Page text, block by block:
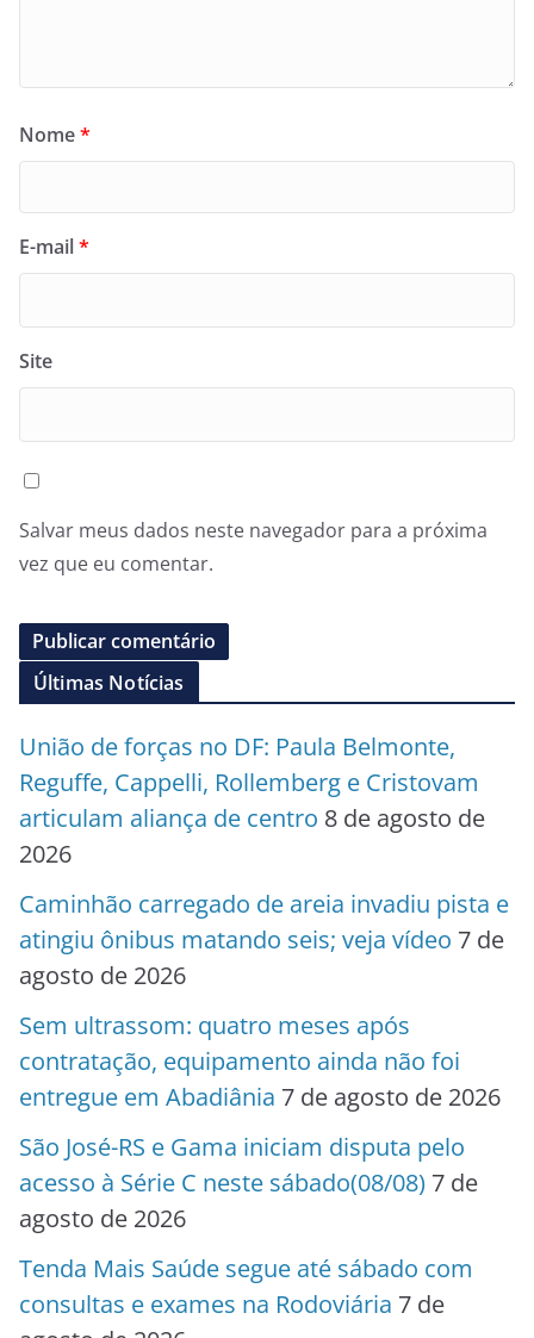
Nome*
E-mail*
Site
Salvar meus dados neste navegador para a próxima
vez que eu comentar.
Últimas Notícias
União de forças no DF: Paula Belmonte,
Reguffe, Cappelli, Rollemberg e Cristovam
articulam aliança de centro 8 de agosto de
2026
Caminhão carregado de areia invadiu pista e
atingiu ônibus matando seis; veja vídeo 7 de
agosto de 2026
Sem ultrassom: quatro meses após
contratação, equipamento ainda não foi
entregue em Abadiânia 7 de agosto de 2026
São José-RS e Gama iniciam disputa pelo
acesso à Série C neste sábado(08/08) 7 de
agosto de 2026
Tenda Mais Saúde segue até sábado com
consultas e exames na Rodoviária 7 de